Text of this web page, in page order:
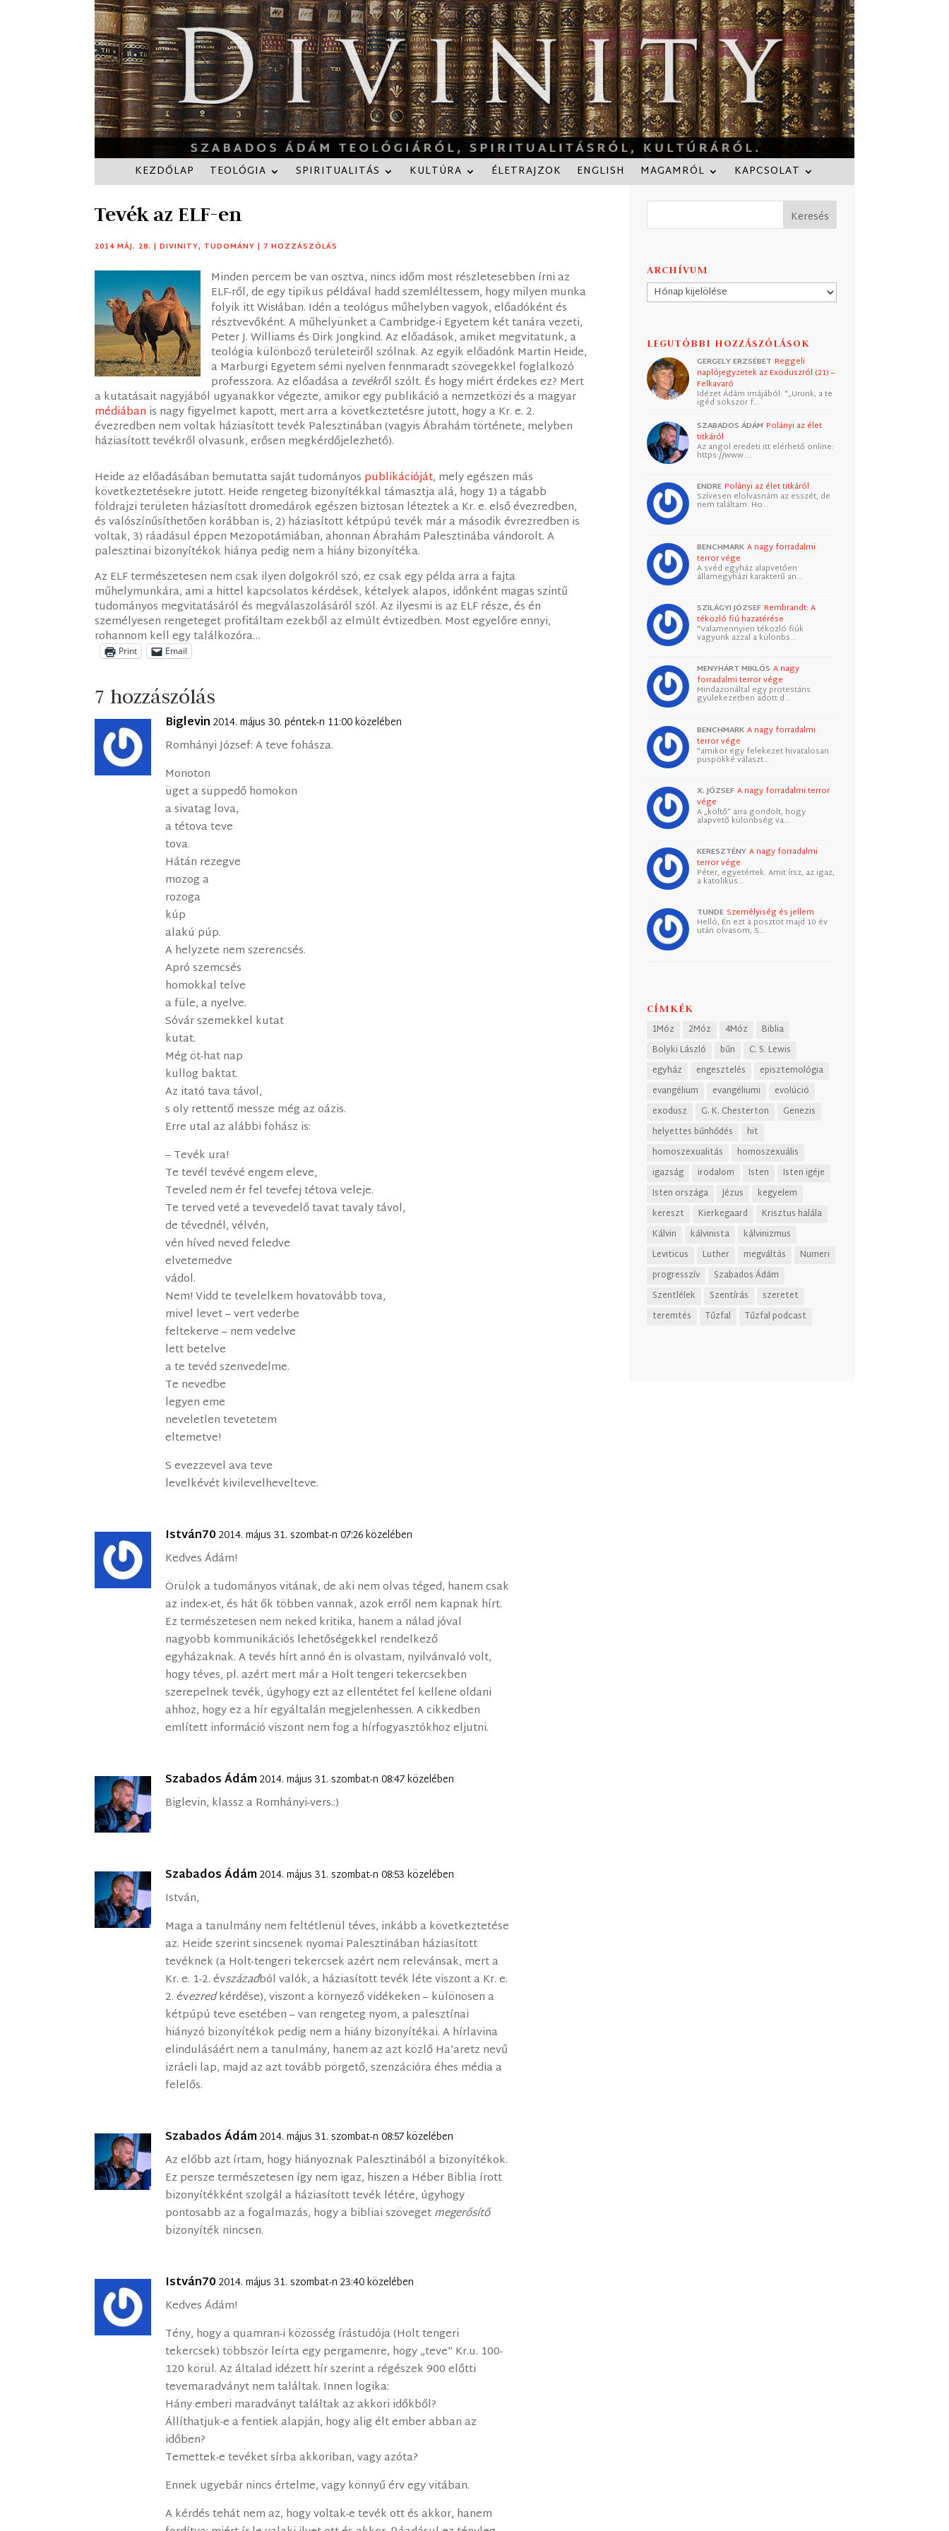
KEZDŐLAP TEOLÓGIA SPIRITUALITÁS KULTÚRA ÉLETRAJZOK ENGLISH MAGAMRÓL KAPCSOLAT
Tevék az ELF-en
2014 MÁJ. 28. |DIVINITY, TUDOMÁNY | 7 HOZZÁSZÓLÁS
Minden percem be van osztva, nincs időm most részletesebben írni az
ELF-ről, de egy tipikus példával hadd szemléltessem, hogy milyen munka
folyik itt Wisłában. Idén a teológus műhelyben vagyok, előadóként és
résztvevőként. A műhelyünket a Cambridge-i Egyetem két tanára vezeti,
Peter J. Williams és Dirk Jongkind. Az előadások, amiket megvitatunk, a
teológia különböző területeiről szólnak. Az egyik előadónk Martin Heide,
a Marburgi Egyetem sémi nyelven fennmaradt szövegekkel foglalkozó
professzora. Az előadása a tevékről szólt. És hogy miért érdekes ez? Mert
a kutatásait nagyjából ugyanakkor végezte, amikor egy publikáció a nemzetközi és a magyar
médiában is nagy figyelmet kapott, mert arra a következtetésre jutott, hogy a Kr. e. 2.
évezredben nem voltak háziasított tevék Palesztinában (vagyis Ábrahám története, melyben
háziasított tevékről olvasunk, erősen megkérdőjelezhető).
Heide az előadásában bemutatta saját tudományos publikációját, mely egészen más
következtetésekre jutott. Heide rengeteg bizonyítékkal támasztja alá, hogy 1) a tágabb
földrajzi területen háziasított dromedárok egészen biztosan léteztek a Kr. e. első évezredben,
és valószínűsíthetően korábban is, 2) háziasított kétpúpú tevék már a második évrezredben is
voltak, 3) ráadásul éppen Mezopotámiában, ahonnan Ábrahám Palesztinába vándorolt. A
palesztinai bizonyítékok hiánya pedig nem a hiány bizonyítéka.
Az ELF természetesen nem csak ilyen dolgokról szó, ez csak egy példa arra a fajta
műhelymunkára, ami a hittel kapcsolatos kérdések, kételyek alapos, időnként magas szintű
tudományos megvitatásáról és megválaszolásáról szól. Az ilyesmi is az ELF része, és én
személyesen rengeteget profitáltam ezekből az elmúlt évtizedben. Most egyelőre ennyi,
rohannom kell egy találkozóra…
Print Email
7 hozzászólás
Biglevin 2014. május 30. péntek-n 11:00 közelében
Romhányi József: A teve fohásza.
Monoton
üget a süppedő homokon
a sivatag lova,
a tétova teve
tova.
Hátán rezegve
mozog a
rozoga
kúp
alakú púp.
A helyzete nem szerencsés.
Apró szemcsés
homokkal telve
a füle, a nyelve.
Sóvár szemekkel kutat
kutat.
Még öt-hat nap
kullog baktat.
Az itató tava távol,
s oly rettentő messze még az oázis.
Erre utal az alábbi fohász is:
– Tevék ura!
Te tevél tevévé engem eleve,
Teveled nem ér fel tevefej tétova veleje.
Te terved veté a tevevedelő tavat tavaly távol,
de tévednél, vélvén,
vén híved neved feledve
elvetemedve
vádol.
Nem! Vidd te tevelelkem hovatovább tova,
mivel levet – vert vederbe
feltekerve – nem vedelve
lett betelve
a te tevéd szenvedelme.
Te nevedbe
legyen eme
neveletlen tevetetem
eltemetve!
S evezzevel ava teve
levelkévét kivilevelhevelteve.
István702014. május 31. szombat-n 07:26 közelében
Kedves Ádám!
Örülök a tudományos vitának, de aki nem olvas téged, hanem csak
az index-et, és hát ők többen vannak, azok erről nem kapnak hírt.
Ez természetesen nem neked kritika, hanem a nálad jóval
nagyobb kommunikációs lehetőségekkel rendelkező
egyházaknak. A tevés hírt annó én is olvastam, nyilvánvaló volt,
hogy téves, pl. azért mert már a Holt tengeri tekercsekben
szerepelnek tevék, úgyhogy ezt az ellentétet fel kellene oldani
ahhoz, hogy ez a hír egyáltalán megjelenhessen. A cikkedben
említett információ viszont nem fog a hírfogyasztókhoz eljutni.
Szabados Ádám2014. május 31. szombat-n 08:47 közelében
Biglevin, klassz a Romhányi-vers.:)
Szabados Ádám2014. május 31. szombat-n 08:53 közelében
István,
Maga a tanulmány nem feltétlenül téves, inkább a következtetése
az. Heide szerint sincsenek nyomai Palesztinában háziasított
tevéknek (a Holt-tengeri tekercsek azért nem relevánsak, mert a
Kr. e. 1-2. évszázadból valók, a háziasított tevék léte viszont a Kr. e.
2. évezredkérdése), viszont a környező vidékeken – különösen a
kétpúpú teve esetében – van rengeteg nyom, a palesztínai
hiányzó bizonyítékok pedig nem a hiány bizonyítékai. A hírlavina
elindulásáért nem a tanulmány, hanem az azt közlő Ha’aretz nevű
izráeli lap, majd az azt tovább pörgető, szenzációra éhes média a
felelős.
Szabados Ádám2014. május 31. szombat-n 08:57 közelében
Az előbb azt írtam, hogy hiányoznak Palesztinából a bizonyítékok.
Ez persze természetesen így nem igaz, hiszen a Héber Biblia írott
bizonyítékként szolgál a háziasított tevék létére, úgyhogy
pontosabb az a fogalmazás, hogy a bibliai szövegetmegerősítő
bizonyíték nincsen.
István702014. május 31. szombat-n 23:40 közelében
Kedves Ádám!
Tény, hogy a quamran-i közösség írástudója (Holt tengeri
tekercsek) többször leírta egy pergamenre, hogy „teve” Kr.u. 100-
120 körül. Az általad idézett hír szerint a régészek 900 előtti
tevemaradványt nem találtak. Innen logika:
Hány emberi maradványt találtak az akkori időkből?
Állíthatjuk-e a fentiek alapján, hogy alig élt ember abban az
időben?
Temettek-e tevéket sírba akkoriban, vagy azóta?
Ennek ugyebár nincs értelme, vagy könnyű érv egy vitában.
A kérdés tehát nem az, hogy voltak-e tevék ott és akkor, hanem
ARCHÍVUM
Archívum
LEGUTÓBBI HOZZÁSZÓLÁSOK
GERGELY ERZSÉBET Reggeli
naplójegyzetek az Exoduszról (21) –
Felkavaró
Idézet Ádám imájából: "„Urunk, a te
igéd sokszor f…
SZABADOS ÁDÁM Polányi az élet
titkáról
Az angol eredeti itt elérhető online:
https://www.…
ENDRE Polányi az élet titkáról
Szívesen elolvasnám az esszét, de
nem találtam. Ho…
BENCHMARK A nagy forradalmi
terror vége
A svéd egyház alapvetően
államegyházi karakterű an…
SZILÁGYI JÓZSEF Rembrandt: A
tékozló fiú hazatérése
"Valamennyien tékozló fiúk
vagyunk azzal a különbs…
MENYHÁRT MIKLÓS A nagy
forradalmi terror vége
Mindazonáltal egy protestáns
gyülekezetben adott d…
BENCHMARK A nagy forradalmi
terror vége
"amikor egy felekezet hivatalosan
püspökké választ…
X. JÓZSEF A nagy forradalmi terror
vége
A „költő” arra gondolt, hogy
alapvető különbség va…
KERESZTÉNY A nagy forradalmi
terror vége
Péter, egyetértek. Amit írsz, az igaz,
a katolikus…
TUNDE Személyiség és jellem
Helló, Én ezt a posztot majd 10 év
után olvasom, S…
CÍMKÉK
1Móz 2Móz 4Móz
Biblia
Bolyki László
bűn
C. S. Lewis
egyház
engesztelés
episztemológia
evangélium
evangéliumi
evolúció
exodusz
G. K. Chesterton
Genezis
helyettes bűnhődés
hit
homoszexualitás
homoszexuális
igazság
irodalom Isten
Isten igéje
Isten országa
Jézus
kegyelem
kereszt
Kierkegaard
Krisztus halála
Kálvin
kálvinista
kálvinizmus
Leviticus
Luther megváltás
Numeri
progresszív
Szabados Ádám
Szentlélek
Szentírás
szeretet
teremtés
Tűzfal Tűzfal podcast